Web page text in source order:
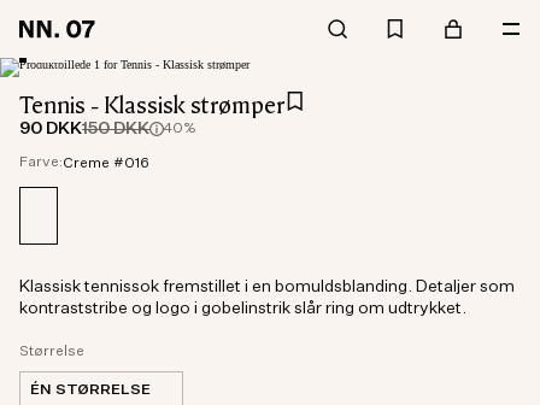
Tennis - Klassisk strømper
90 DKK150 DKK 40%
Farve:Creme #016
Størrelse
ÉN STØRRELSE
Klassisk tennissok fremstillet i en bomuldsblanding. Detaljer som
kontraststribe og logo i gobelinstrik slår ring om udtrykket.